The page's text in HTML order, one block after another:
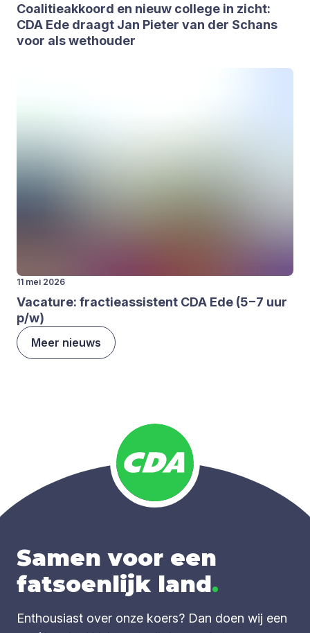
Coa­li­tie­ak­koord en nieuw col­le­ge in zicht:
CDA Ede draagt Jan Pie­ter van der Schans
voor als wet­hou­der
11 mei 2026
Vaca­tu­re: frac­tie­as­sis­tent CDA Ede (5−7 uur
p/​w)
Meer nieuws
Samen voor een
fatsoenlijk land.
Enthousiast over onze koers? Dan doen wij een